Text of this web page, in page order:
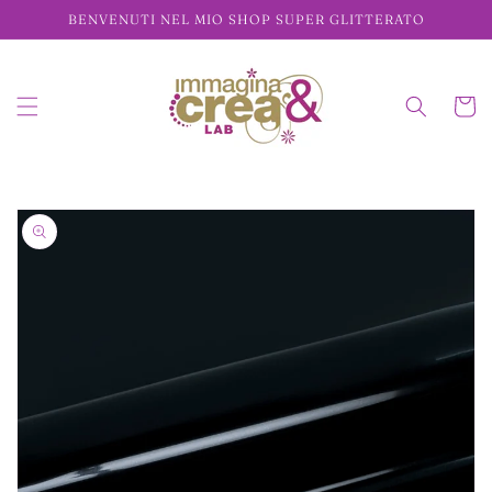
direttamente
ai contenuti
BENVENUTI NEL MIO SHOP SUPER GLITTERATO
Passa alle
informazioni
sul prodotto